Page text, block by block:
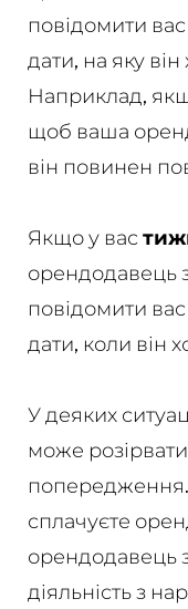
повідомити
дати, на яку
Наприклад,
щоб ваша
він повинен
Якщо у вас
орендодавець
повідомити
дати, коли він
У деяких
може
сплачуєте
орендодавець
діяльність з